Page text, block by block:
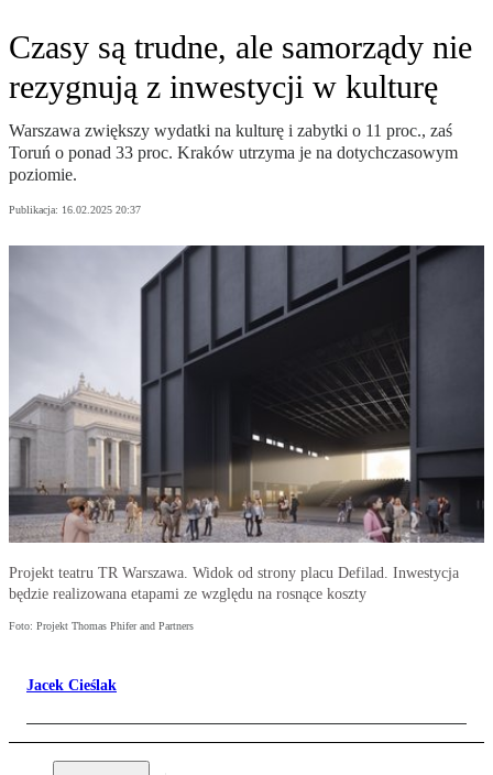
Czasy są trudne, ale samorządy nie
rezygnują z inwestycji w kulturę
Warszawa zwiększy wydatki na kulturę i zabytki o 11 proc., zaś
Toruń o ponad 33 proc. Kraków utrzyma je na dotychczasowym
poziomie.
Publikacja: 16.02.2025 20:37
Projekt teatru TR Warszawa. Widok od strony placu Defilad. Inwestycja
będzie realizowana etapami ze względu na rosnące koszty
Foto: Projekt Thomas Phifer and Partners
Jacek Cieślak